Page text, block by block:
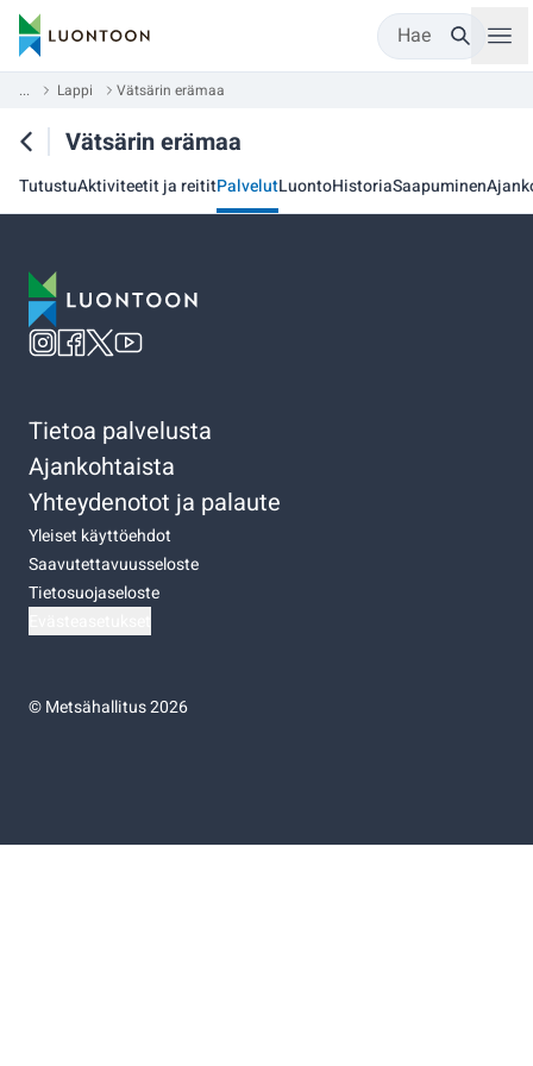
Hae
... Lappi Vätsärin erämaa
Vätsärin erämaa
TutustuAktiviteetit ja reititPalvelutLuontoHistoriaSaapuminen
Tietoa palvelusta
Ajankohtaista
Yhteydenotot ja palaute
Yleiset käyttöehdot
Saavutettavuusseloste
Tietosuojaseloste
©Metsähallitus 2026